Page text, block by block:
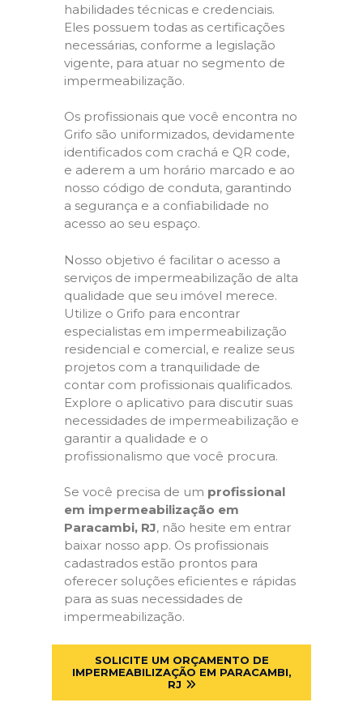
habilidades técnicas e credenciais.
Eles possuem todas as certificações
necessárias, conforme a legislação
vigente, para atuar no segmento de
impermeabilização.
Os profissionais que você encontra no
Grifo são uniformizados, devidamente
identificados com crachá e QR code,
e aderem a um horário marcado e ao
nosso código de conduta, garantindo
a segurança e a confiabilidade no
acesso ao seu espaço.
Nosso objetivo é facilitar o acesso a
serviços de impermeabilização de alta
qualidade que seu imóvel merece.
Utilize o Grifo para encontrar
especialistas em impermeabilização
residencial e comercial, e realize seus
projetos com a tranquilidade de
contar com profissionais qualificados.
Explore o aplicativo para discutir suas
necessidades de impermeabilização e
garantir a qualidade e o
profissionalismo que você procura.
Se você precisa de um profissional
em impermeabilização em
Paracambi, RJ, não hesite em entrar
baixar nosso app. Os profissionais
cadastrados estão prontos para
oferecer soluções eficientes e rápidas
para as suas necessidades de
impermeabilização.
SOLICITE UM ORÇAMENTO DE
IMPERMEABILIZAÇÃO EM PARACAMBI,
RJ